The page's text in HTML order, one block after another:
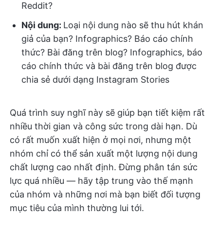
Reddit?
Nội dung: Loại nội dung nào sẽ thu hút khán
giả của bạn? Infographics? Báo cáo chính
thức? Bài đăng trên blog? Infographics, báo
cáo chính thức và bài đăng trên blog được
chia sẻ dưới dạng Instagram Stories
Quá trình suy nghĩ này sẽ giúp bạn tiết kiệm rất
nhiều thời gian và công sức trong dài hạn. Dù
có rất muốn xuất hiện ở mọi nơi, nhưng một
nhóm chỉ có thể sản xuất một lượng nội dung
chất lượng cao nhất định. Đừng phân tán sức
lực quá nhiều — hãy tập trung vào thế mạnh
của nhóm và những nơi mà bạn biết đối tượng
mục tiêu của mình thường lui tới.